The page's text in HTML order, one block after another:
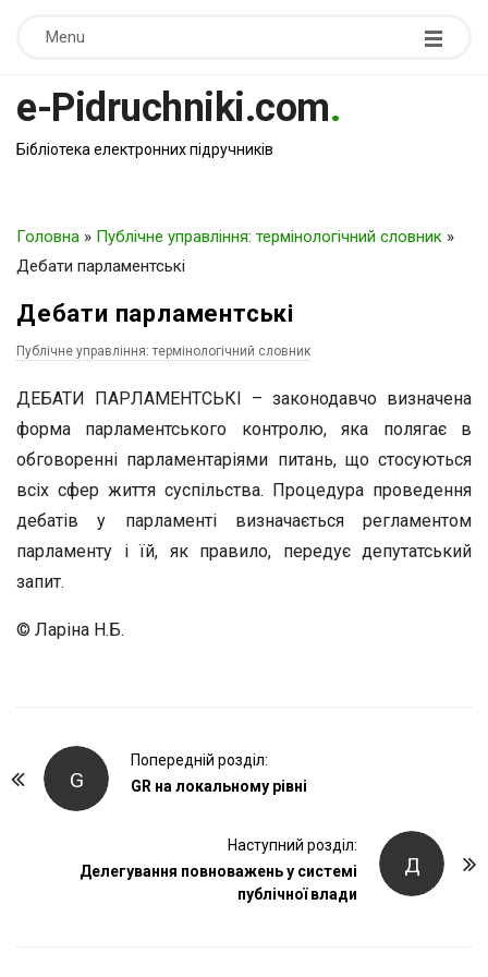
Menu
e-Pidruchniki.com.
Бібліотека електронних підручників
Головна » Публічне управління: термінологічний словник »
Дебати парламентські
Дебати парламентські
Публічне управління: термінологічний словник
ДЕБАТИ ПАРЛАМЕНТСЬКІ – законодавчо визначена
форма парламентського контролю, яка полягає в
обговоренні парламентаріями питань, що стосуються
всіх сфер життя суспільства. Процедура проведення
дебатів у парламенті визначається регламентом
парламенту і їй, як правило, передує депутатський
запит.
© Ларіна Н.Б.
G
Попередній розділ:
GR на локальному рівні
Д
Наступний розділ:
Делегування повноважень у системі
публічної влади